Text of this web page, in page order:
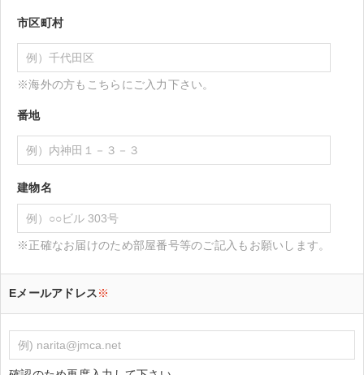
市区町村
※海外の方もこちらにご入力下さい。
番地
建物名
※正確なお届けのため部屋番号等のご記入もお願いします。
Eメールアドレス※